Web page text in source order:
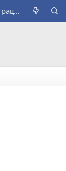
Регистрация